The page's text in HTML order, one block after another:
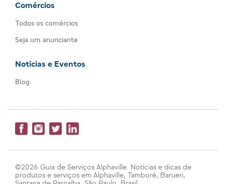
Comércios
Todos os comércios
Seja um anunciante
Notícias e Eventos
Blog
©2026 Guia de Serviços Alphaville. Notícias e dicas de
produtos e serviços em Alphaville, Tamboré, Barueri,